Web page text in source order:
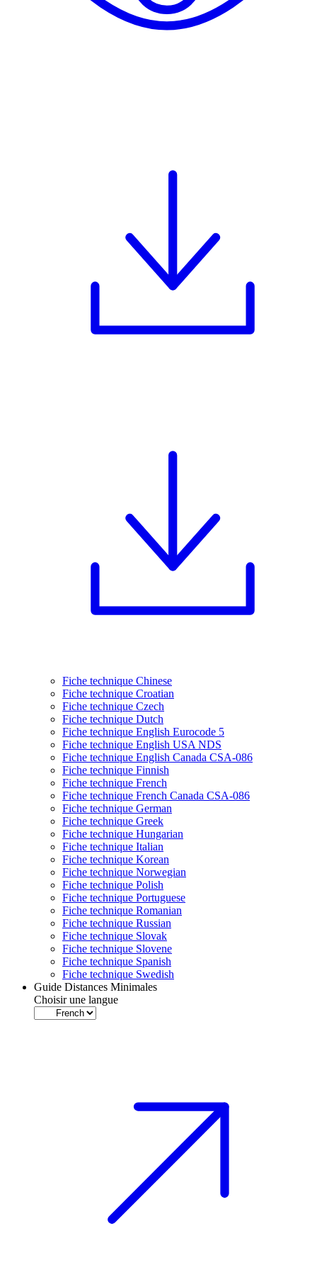
Fiche technique Chinese
Fiche technique Croatian
Fiche technique Czech
Fiche technique Dutch
Fiche technique English Eurocode 5
Fiche technique English USA NDS
Fiche technique English Canada CSA-086
Fiche technique Finnish
Fiche technique French
Fiche technique French Canada CSA-086
Fiche technique German
Fiche technique Greek
Fiche technique Hungarian
Fiche technique Italian
Fiche technique Korean
Fiche technique Norwegian
Fiche technique Polish
Fiche technique Portuguese
Fiche technique Romanian
Fiche technique Russian
Fiche technique Slovak
Fiche technique Slovene
Fiche technique Spanish
Fiche technique Swedish
Guide Distances Minimales
Choisir une langue